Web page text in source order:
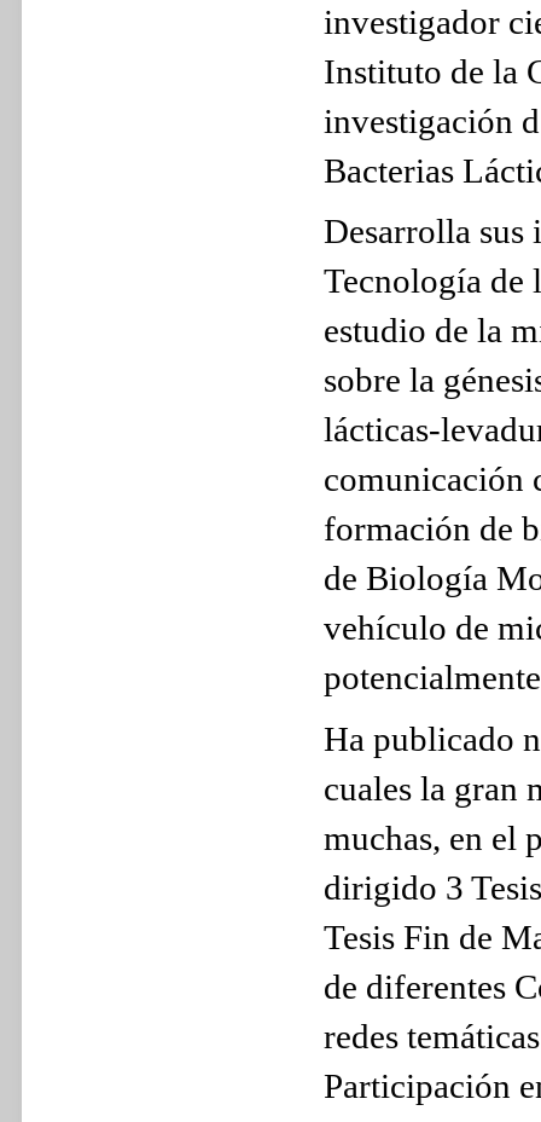
investigador
Instituto de la
investigación
Bacterias
Desarrolla sus
Tecnología de
estudio de la
sobre la
lácticas-
comunicación
formación de
de Biología
vehículo de
Ha publicado
cuales la gran
muchas, en el
dirigido 3
Tesis Fin de
de diferentes
redes
Participación